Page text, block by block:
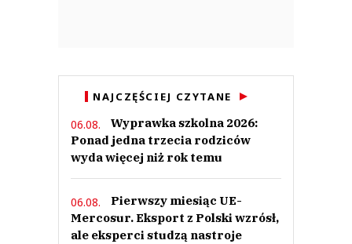
NAJCZĘŚCIEJ CZYTANE
06.08.
Wyprawka szkolna 2026:
Ponad jedna trzecia rodziców
wyda więcej niż rok temu
06.08.
Pierwszy miesiąc UE-
Mercosur. Eksport z Polski wzrósł,
ale eksperci studzą nastroje